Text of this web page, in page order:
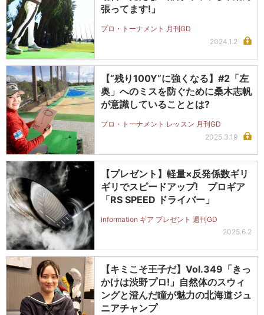
張ってます!」
プロ・トーナメント 月刊GD
2024.1.2
【“残り100Y”に強くなる】#2「左
奥」へのミスを防ぐために桑木志帆
が意識していることとは?
プロ・トーナメント レッスン 月刊GD
2025.3.19
【プレゼント】軽量×反発係数ギリ
ギリでスピードアップ! プロギア
「RS SPEED ドライバー」
information ギア プレゼント 週刊GD
2025.6.2
【キミこそ王子だ】Vol.349「きっ
かけは渋野プロ!」自然体のスウィ
ングと澄んだ瞳が魅力の北海道ジュ
ニアチャンプ